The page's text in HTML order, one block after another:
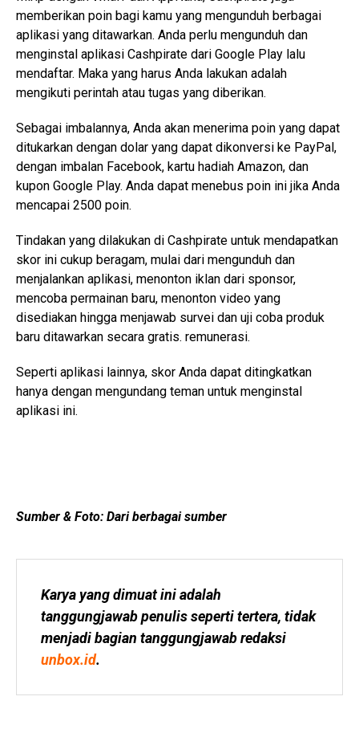
memberikan poin bagi kamu yang mengunduh berbagai
aplikasi yang ditawarkan. Anda perlu mengunduh dan
menginstal aplikasi Cashpirate dari Google Play lalu
mendaftar. Maka yang harus Anda lakukan adalah
mengikuti perintah atau tugas yang diberikan.
Sebagai imbalannya, Anda akan menerima poin yang dapat
ditukarkan dengan dolar yang dapat dikonversi ke PayPal,
dengan imbalan Facebook, kartu hadiah Amazon, dan
kupon Google Play. Anda dapat menebus poin ini jika Anda
mencapai 2500 poin.
Tindakan yang dilakukan di Cashpirate untuk mendapatkan
skor ini cukup beragam, mulai dari mengunduh dan
menjalankan aplikasi, menonton iklan dari sponsor,
mencoba permainan baru, menonton video yang
disediakan hingga menjawab survei dan uji coba produk
baru ditawarkan secara gratis. remunerasi.
Seperti aplikasi lainnya, skor Anda dapat ditingkatkan
hanya dengan mengundang teman untuk menginstal
aplikasi ini.
Sumber & Foto: Dari berbagai sumber
Karya yang dimuat ini adalah
tanggungjawab penulis seperti tertera, tidak
unbox.id.